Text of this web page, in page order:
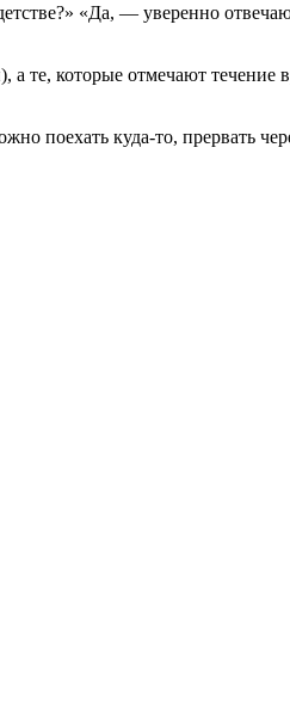
«Да, — уверенно
те, которые отмечают
поехать куда-то, прервать